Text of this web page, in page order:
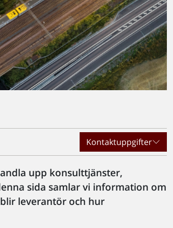
Kontaktuppgifter
upp konsulttjänster,
sida samlar vi information om
leverantör och hur